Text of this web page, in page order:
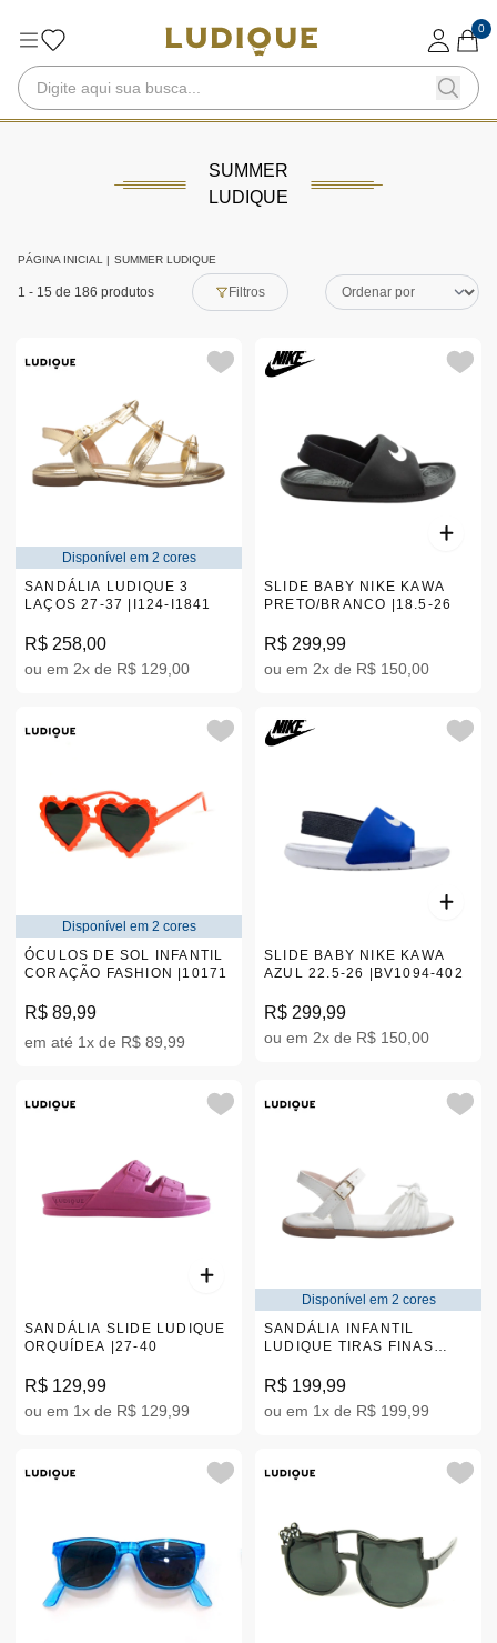
0
SUMMER
LUDIQUE
PÁGINA INICIAL | SUMMER LUDIQUE
1 - 15 de 186 produtos Filtros
Disponível em 2 cores
SANDÁLIA LUDIQUE 3
LAÇOS 27-37 |I124-I1841
R$ 258,00
ou em 2x de R$ 129,00
SLIDE BABY NIKE KAWA
PRETO/BRANCO |18.5-26
R$ 299,99
ou em 2x de R$ 150,00
Disponível em 2 cores
ÓCULOS DE SOL INFANTIL
CORAÇÃO FASHION |10171
R$ 89,99
em até 1x de R$ 89,99
SLIDE BABY NIKE KAWA
AZUL 22.5-26 |BV1094-402
R$ 299,99
ou em 2x de R$ 150,00
SANDÁLIA SLIDE LUDIQUE
ORQUÍDEA |27-40
R$ 129,99
ou em 1x de R$ 129,99
Disponível em 2 cores
SANDÁLIA INFANTIL
LUDIQUE TIRAS FINAS
R$ 199,99
ou em 1x de R$ 199,99